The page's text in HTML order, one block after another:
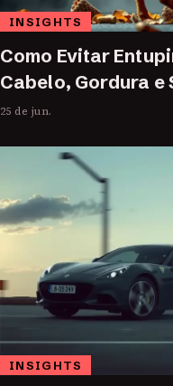
INSIGHTS
Como Evitar
Cabelo, Gordura e
25 de jun.
INSIGHTS